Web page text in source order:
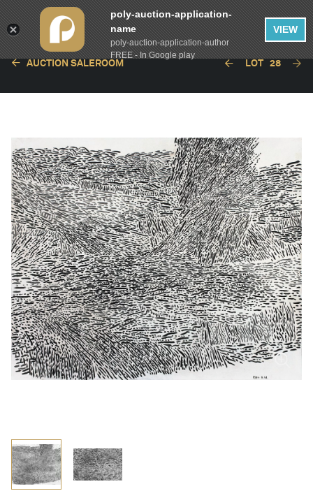
简体中文
AUCTION SALEROOM LOT 28
poly-auction-application-
name
poly-auction-application-author
FREE - In Google play
VIEW